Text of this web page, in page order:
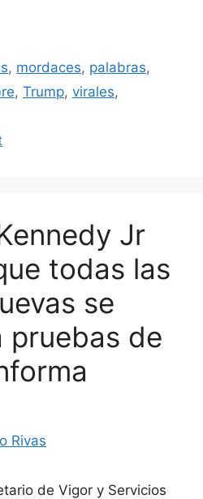
, mordaces, palabras,
, Trump, virales,
Jr
todas las
se
pruebas de
Rivas
de Vigor y Servicios